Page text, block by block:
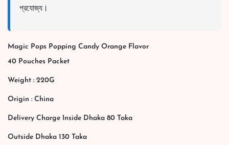
প্রযোজ্য।
Magic Pops Popping Candy Orange Flavor
40 Pouches Packet
Weight : 220G
Origin : China
Delivery Charge Inside Dhaka 80 Taka
Outside Dhaka 130 Taka